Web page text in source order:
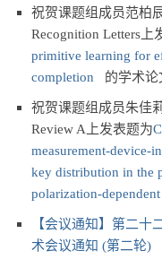
祝贺课题组成员范柏
Recognition Letters上
primitive learning for
completion
的学术论
祝贺课题组成员朱佳
Review A上发表题为
measurement-device-
key distribution in the
polarization-
【会议通知】第二十
术会议通知 (第二轮)